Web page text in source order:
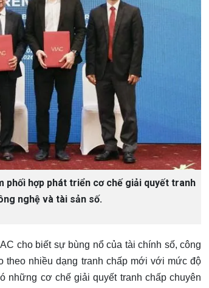
phối hợp phát triển cơ chế giải quyết tranh
nghệ và tài sản số.
cho biết sự bùng nổ của tài chính số, công
theo nhiều dạng tranh chấp mới với mức độ
những cơ chế giải quyết tranh chấp chuyên